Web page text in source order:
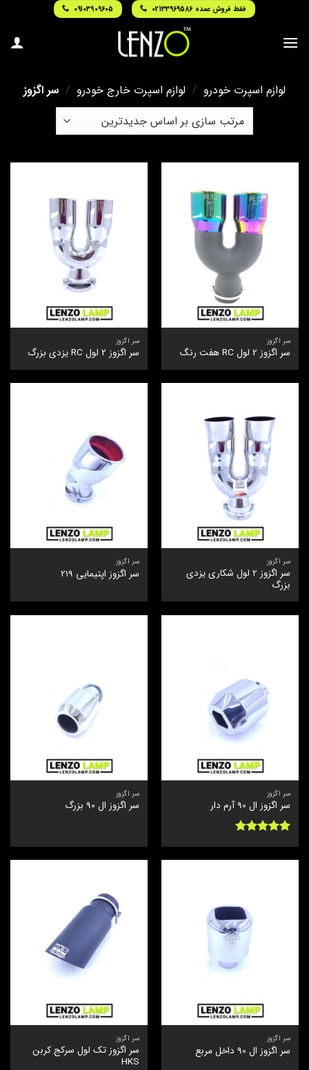
content
فقط فروش عمده 02133969586 09103909605
لوازم اسپرت خودرو / لوازم اسپرت خارج خودرو / سر اگزوز
سر اگزوز
سر اگزوز 2 لول RC هفت رنگ
سر اگزوز
سر اگزوز 2 لول RC یزدی بزرگ
سر اگزوز
سر اگزوز 2 لول شکاری یزدی
بزرگ
سر اگزوز
سر اگزوز اپتیمایی 219
سر اگزوز
سر اگزوز ال 90 آرم دار
سر اگزوز
سر اگزوز ال 90 بزرگ
سر اگزوز
سر اگزوز ال 90 داخل مربع
سر اگزوز
سر اگزوز تک لول سرکج کربن
HKS